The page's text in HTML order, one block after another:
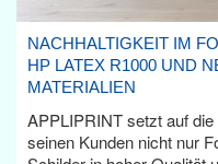
NACHHALTIGKEIT IM
HP LATEX R1000 UND
MATERIALIEN
APPLIPRINT setzt auf
seinen Kunden nicht nur